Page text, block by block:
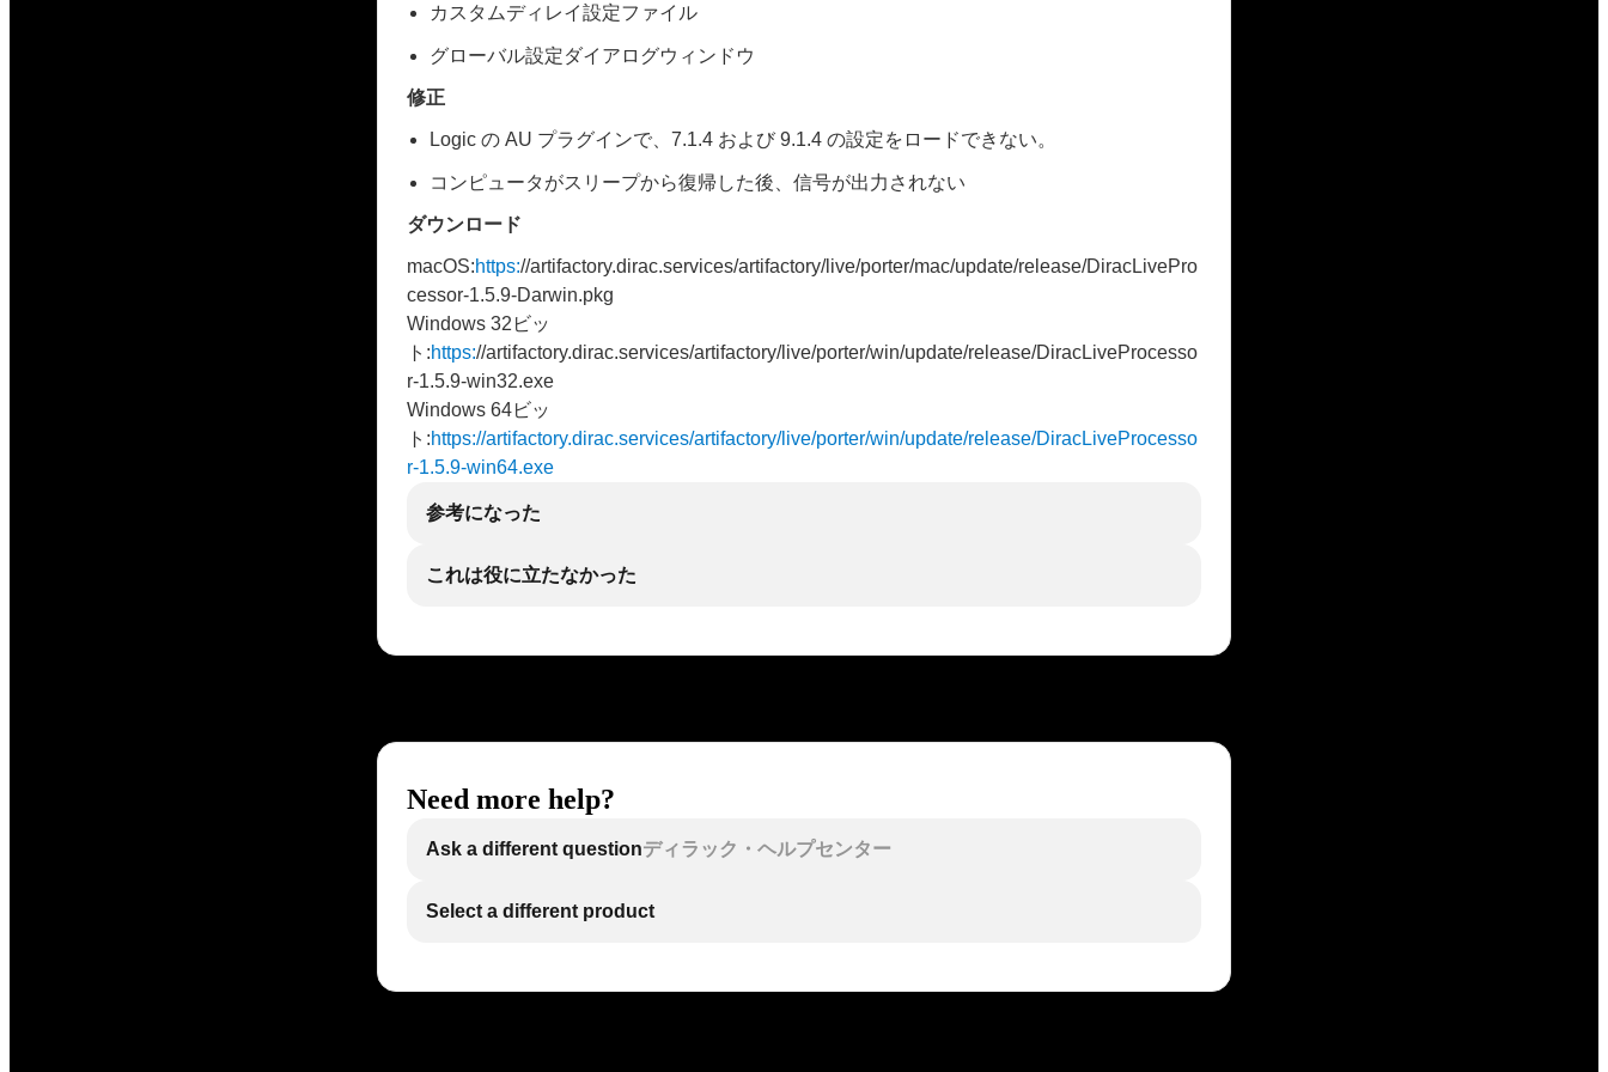
カスタムディレイ設定ファイル
グローバル設定ダイアログウィンドウ
修正
Logic の AU プラグインで、7.1.4 および 9.1.4 の設定をロードできない。
コンピュータがスリープから復帰した後、信号が出力されない
ダウンロード
macOS:https://artifactory.dirac.services/artifactory/live/porter/mac/update/release/DiracLivePro
cessor-1.5.9-Darwin.pkg
Windows 32ビッ
ト:https://artifactory.dirac.services/artifactory/live/porter/win/update/release/DiracLiveProcesso
r-1.5.9-win32.exe
Windows 64ビッ
ト:https://artifactory.dirac.services/artifactory/live/porter/win/update/release/DiracLiveProcesso
r-1.5.9-win64.exe
参考になった
これは役に立たなかった
Need more help?
Ask a different questionディラック・ヘルプセンター
Select a different product